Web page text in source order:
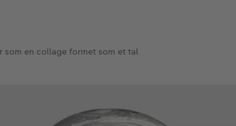
en collage formet som et tal